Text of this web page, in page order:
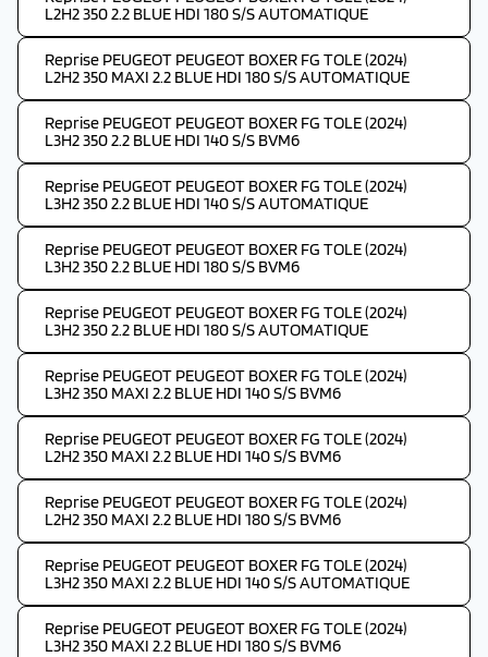
L2H2 350 2.2 BLUE HDI 180 S/S AUTOMATIQUE
Reprise PEUGEOT PEUGEOT BOXER FG TOLE (2024)
L2H2 350 MAXI 2.2 BLUE HDI 180 S/S AUTOMATIQUE
Reprise PEUGEOT PEUGEOT BOXER FG TOLE (2024)
L3H2 350 2.2 BLUE HDI 140 S/S BVM6
Reprise PEUGEOT PEUGEOT BOXER FG TOLE (2024)
L3H2 350 2.2 BLUE HDI 140 S/S AUTOMATIQUE
Reprise PEUGEOT PEUGEOT BOXER FG TOLE (2024)
L3H2 350 2.2 BLUE HDI 180 S/S BVM6
Reprise PEUGEOT PEUGEOT BOXER FG TOLE (2024)
L3H2 350 2.2 BLUE HDI 180 S/S AUTOMATIQUE
Reprise PEUGEOT PEUGEOT BOXER FG TOLE (2024)
L3H2 350 MAXI 2.2 BLUE HDI 140 S/S BVM6
Reprise PEUGEOT PEUGEOT BOXER FG TOLE (2024)
L2H2 350 MAXI 2.2 BLUE HDI 140 S/S BVM6
Reprise PEUGEOT PEUGEOT BOXER FG TOLE (2024)
L2H2 350 MAXI 2.2 BLUE HDI 180 S/S BVM6
Reprise PEUGEOT PEUGEOT BOXER FG TOLE (2024)
L3H2 350 MAXI 2.2 BLUE HDI 140 S/S AUTOMATIQUE
Reprise PEUGEOT PEUGEOT BOXER FG TOLE (2024)
L3H2 350 MAXI 2.2 BLUE HDI 180 S/S BVM6